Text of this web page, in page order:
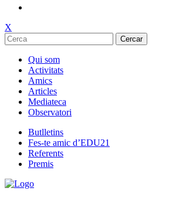
X
Cercar
Qui som
Activitats
Amics
Articles
Mediateca
Observatori
Butlletins
Fes-te amic d’EDU21
Referents
Premis